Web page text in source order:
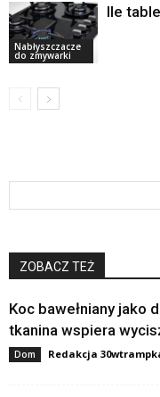
Nabłyszczacze
do zmywarki
Ile
ZOBACZ TEŻ
Koc bawełniany jako
tkanina wspiera
Dom Redakcja